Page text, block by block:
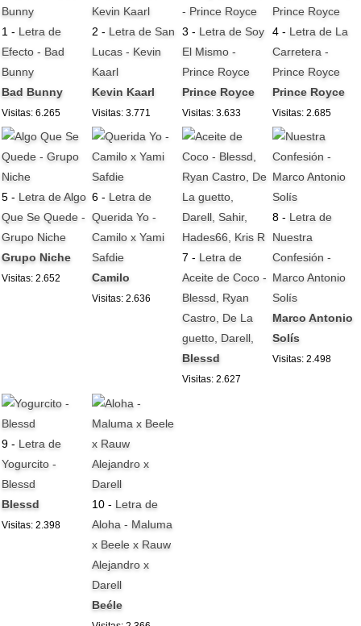
1 - Letra de
Efecto - Bad
Bunny
Bad Bunny
Visitas: 6.265
2 - Letra de San
Lucas - Kevin
Kaarl
Kevin Kaarl
Visitas: 3.771
3 - Letra de Soy
El Mismo -
Prince Royce
Prince Royce
Visitas: 3.633
4 - Letra de La
Carretera -
Prince Royce
Prince Royce
Visitas: 2.685
5 - Letra de Algo
Que Se Quede -
Grupo Niche
Grupo Niche
Visitas: 2.652
6 - Letra de
Querida Yo -
Camilo x Yami
Safdie
Camilo
Visitas: 2.636
7 - Letra de
Aceite de Coco -
Blessd, Ryan
Castro, De La
guetto, Darell,
Blessd
Visitas: 2.627
8 - Letra de
Nuestra
Confesión -
Marco Antonio
Solís
Marco Antonio
Solís
Visitas: 2.498
9 - Letra de
Yogurcito -
Blessd
Blessd
Visitas: 2.398
10 - Letra de
Aloha - Maluma
x Beele x Rauw
Alejandro x
Darell
Beéle